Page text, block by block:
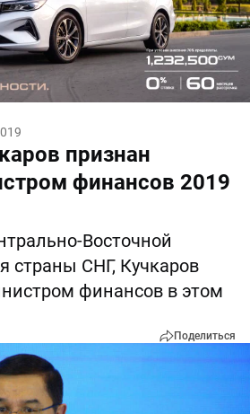
признан
финансов 2019
Восточной
страны СНГ, Кучкаров
финансов в этом
Поделиться